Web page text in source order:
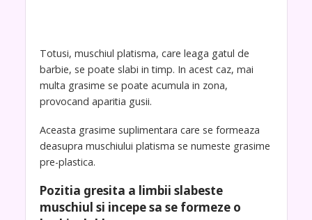
Totusi, muschiul platisma, care leaga gatul de
barbie, se poate slabi in timp. In acest caz, mai
multa grasime se poate acumula in zona,
provocand aparitia gusii.
Aceasta grasime suplimentara care se formeaza
deasupra muschiului platisma se numeste grasime
pre-plastica.
Pozitia gresita a limbii slabeste
muschiul si incepe sa se formeze o